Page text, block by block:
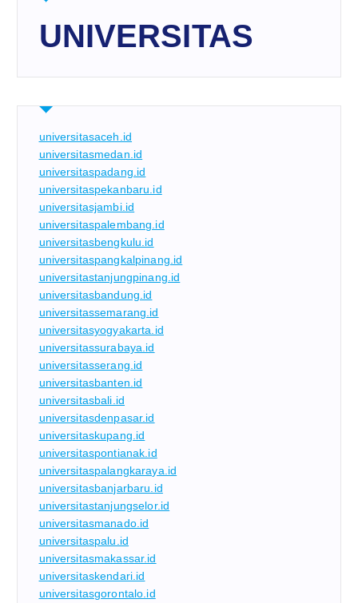
UNIVERSITAS
universitasaceh.id
universitasmedan.id
universitaspadang.id
universitaspekanbaru.id
universitasjambi.id
universitaspalembang.id
universitasbengkulu.id
universitaspangkalpinang.id
universitastanjungpinang.id
universitasbandung.id
universitassemarang.id
universitasyogyakarta.id
universitassurabaya.id
universitasserang.id
universitasbanten.id
universitasbali.id
universitasdenpasar.id
universitaskupang.id
universitaspontianak.id
universitaspalangkaraya.id
universitasbanjarbaru.id
universitastanjungselor.id
universitasmanado.id
universitaspalu.id
universitasmakassar.id
universitaskendari.id
universitasgorontalo.id